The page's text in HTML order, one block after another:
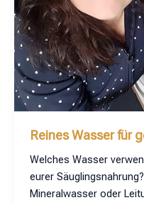
Reines Wasser für
Welches Wasser
eurer
Mineralwasser oder